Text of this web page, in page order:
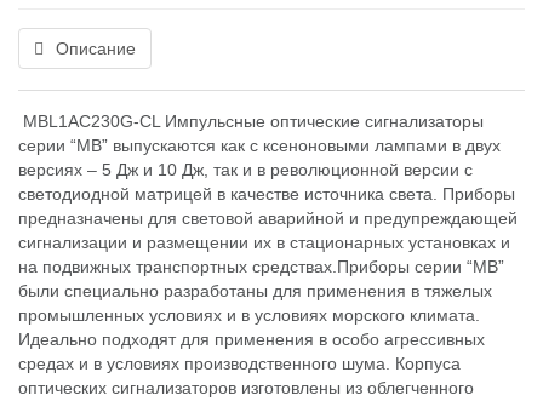
Описание
MBL1AC230G-CL Импульсные оптические сигнализаторы
серии “МВ” выпускаются как с ксеноновыми лампами в двух
версиях – 5 Дж и 10 Дж, так и в революционной версии с
светодиодной матрицей в качестве источника света. Приборы
предназначены для световой аварийной и предупреждающей
сигнализации и размещении их в стационарных установках и
на подвижных транспортных средствах.Приборы серии “MВ”
были специально разработаны для применения в тяжелых
промышленных условиях и в условиях морского климата.
Идеально подходят для применения в особо агрессивных
средах и в условиях производственного шума. Корпуса
оптических сигнализаторов изготовлены из облегченного